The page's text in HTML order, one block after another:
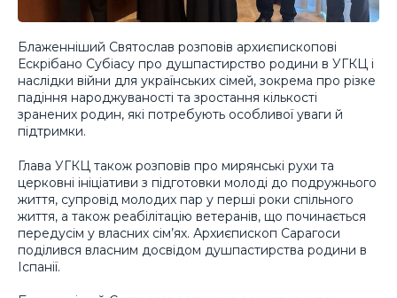
Блаженніший Святослав розповів архиєпископові
Ескрібано Субіасу про душпастирство родини в УГКЦ і
наслідки війни для українських сімей, зокрема про різке
падіння народжуваності та зростання кількості
зранених родин, які потребують особливої уваги й
підтримки.
Глава УГКЦ також розповів про мирянські рухи та
церковні ініціативи з підготовки молоді до подружнього
життя, супровід молодих пар у перші роки спільного
життя, а також реабілітацію ветеранів, що починається
передусім у власних сім’ях. Архиєпископ Сарагоси
поділився власним досвідом душпастирства родини в
Іспанії.